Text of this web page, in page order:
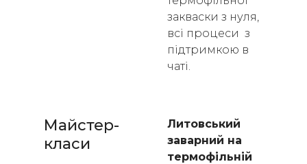
закваски з нуля,
всі процеси  з
підтримкою в
чаті.
Майстер-
класи
Литовський
заварний на
термофільній